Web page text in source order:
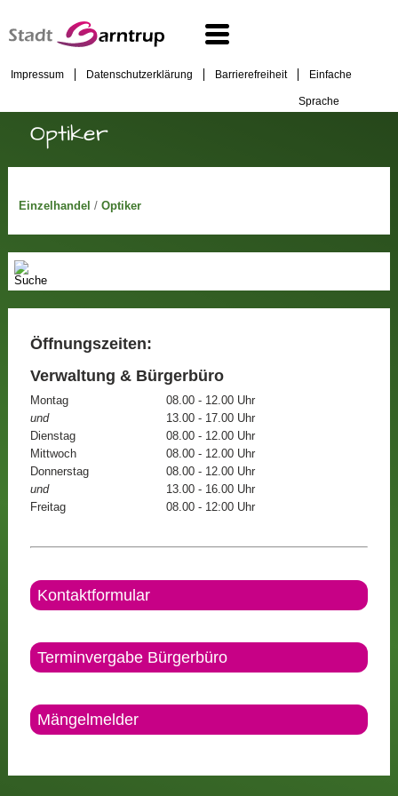
Impressum Datenschutzerklärung Barrierefreiheit Einfache
Sprache
Optiker
Einzelhandel/ Optiker
Öffnungszeiten:
Verwaltung & Bürgerbüro
Montag
08.00 - 12.00 Uhr
und
13.00 - 17.00 Uhr
Dienstag
08.00 - 12.00 Uhr
Mittwoch
08.00 - 12.00 Uhr
Donnerstag
08.00 - 12.00 Uhr
und
13.00 - 16.00 Uhr
Freitag
08.00 - 12:00 Uhr
Kontaktformular
Terminvergabe Bürgerbüro
Mängelmelder